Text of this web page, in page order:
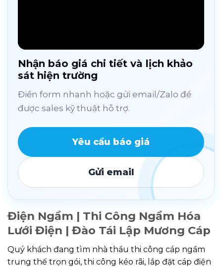
Nhận báo giá chi tiết và lịch khảo
sát hiện trường
Điền form nhanh hoặc gửi email/Zalo để
được sales kỹ thuật hỗ trợ.
Yêu cầu báo giá
Gửi email
Điện Ngầm | Thi Công Ngầm Hóa
Lưới Điện | Đào Tái Lập Mương Cáp
Quý khách đang tìm nhà thầu thi công cáp ngầm
trung thế trọn gói, thi công kéo rãi, lắp đặt cáp điện